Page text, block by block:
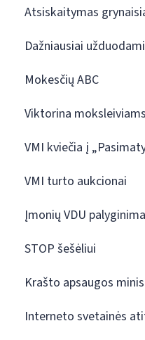
Atsiskaitymas
Dažniausiai
Mokesčių ABC
Viktorina moksleiviams
VMI kviečia į
VMI turto aukcionai
Įmonių VDU
STOP šešėliui
Krašto apsaugos
Interneto svetainės